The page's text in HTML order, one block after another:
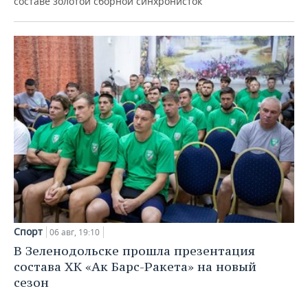
Спорт 06 авг, 19:10
В Зеленодольске прошла презентация
состава ХК «Ак Барс-Ракета» на новый
сезон